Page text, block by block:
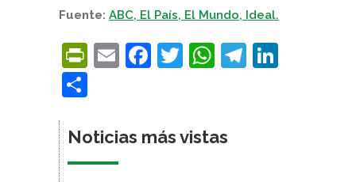
Fuente: ABC, El País, El Mundo, Ideal.
PrintFriendly
EmailFacebook
Twitter
WhatsApp
Noticias más vistas